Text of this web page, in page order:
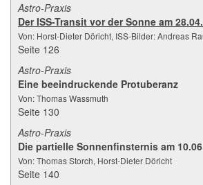
Astro-Praxis
Der ISS-Transit vor der Sonne am
Von: Horst-Dieter Döricht, ISS-Bilder: Andreas
Seite 126
Astro-Praxis
Eine beeindruckende Protuberanz
Von: Thomas Wassmuth
Seite 130
Astro-Praxis
Die partielle Sonnenfinsternis am
Von: Thomas Storch, Horst-Dieter Döricht
Seite 140